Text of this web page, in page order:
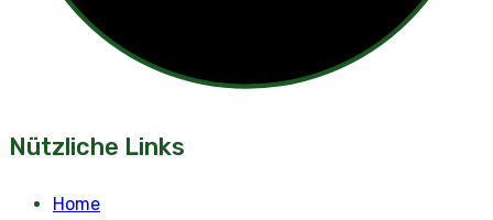
Nützliche Links
Home